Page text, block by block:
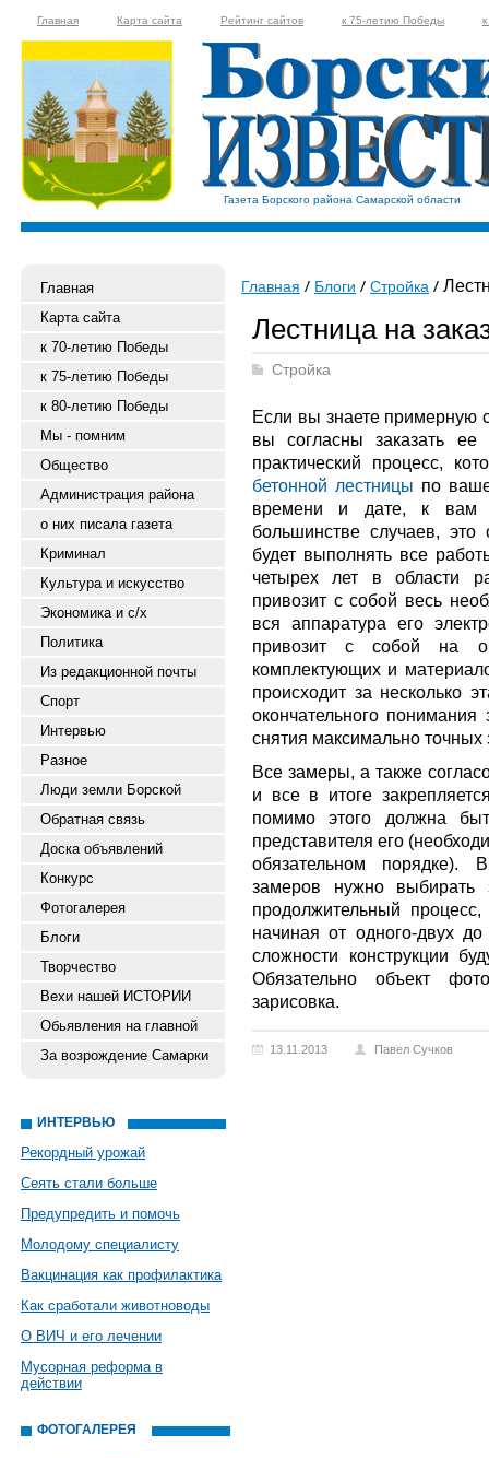
Главная Карта сайта Рейтинг сайтов к 75-летию Победы
Газета Борского района Самарской области
Главная
Карта сайта
к 70-летию Победы
к 75-летию Победы
к 80-летию Победы
Мы - помним
Общество
Администрация района
о них писала газета
Криминал
Культура и искусство
Экономика и с/х
Политика
Из редакционной почты
Спорт
Интервью
Разное
Люди земли Борской
Обратная связь
Доска объявлений
Конкурс
Фотогалерея
Блоги
Творчество
Вехи нашей ИСТОРИИ
Обьявления на главной
За возрождение Самарки
ИНТЕРВЬЮ
Рекордный урожай
Сеять стали больше
Предупредить и помочь
Молодому специалисту
Вакцинация как профилактика
Как сработали животноводы
О ВИЧ и его лечении
Мусорная реформа в
действии
ФОТОГАЛЕРЕЯ
Главная Блоги Стройка
Лестница на
Стройка
Если вы знаете примерную
вы согласны заказать
практический процесс,
бетонной лестницы по
времени и дате, к вам
большинстве случаев,
будет выполнять все
четырех лет в области
привозит с собой весь
вся аппаратура его
привозит с собой на
комплектующих и
происходит за несколько
окончательного
снятия максимально
Все замеры, а также
и все в итоге
помимо этого должна
представителя его
обязательном порядке).
замеров нужно выбирать
продолжительный
начиная от одного-двух
сложности конструкции
Обязательно объект
зарисовка.
13.11.2013 Павел Сучков